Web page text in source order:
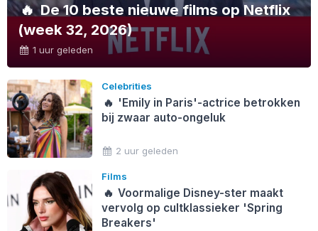
🔥De 10 beste nieuwe films op Netflix
(week 32, 2026)
1 uur geleden
Celebrities
🔥 'Emily in Paris'-actrice betrokken
bij zwaar auto-ongeluk
2 uur geleden
Films
🔥 Voormalige Disney-ster maakt
vervolg op cultklassieker 'Spring
Breakers'